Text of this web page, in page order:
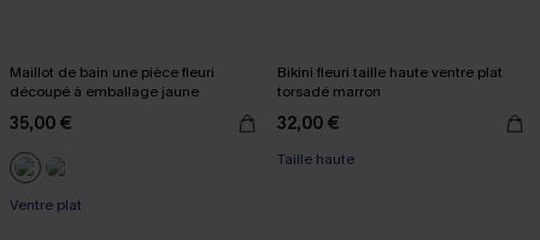
Maillot de bain une pièce fleuri
découpé à emballage jaune
35,00 €
Ventre plat
Bikini fleuri taille haute ventre plat
torsadé marron
32,00 €
Taille haute